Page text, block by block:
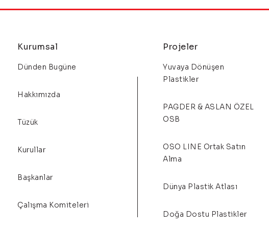
Kurumsal
Dünden Bugüne
Hakkımızda
Tüzük
Kurullar
Başkanlar
Çalışma Komiteleri
Projeler
Yuvaya Dönüşen
Plastikler
PAGDER & ASLAN ÖZEL
OSB
OSO LINE Ortak Satın
Alma
Dünya Plastik Atlası
Doğa Dostu Plastikler